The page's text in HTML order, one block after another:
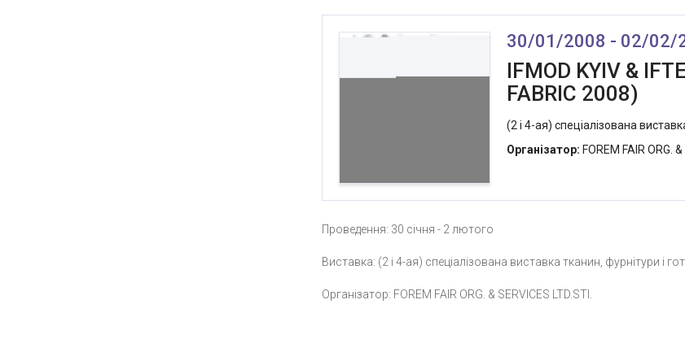
30/01/2008 - 02/02/
IFMOD KYIV &
FABRIC 2008)
(2 і 4-ая) спеціалізована
Організатор: FOREM FAIR ORG.
Проведення: 30 січня - 2 лютого
Виставка: (2 і 4-ая) спеціалізована виставка тканин, фурнітури і
Організатор: FOREM FAIR ORG. & SERVICES LTD.STI.